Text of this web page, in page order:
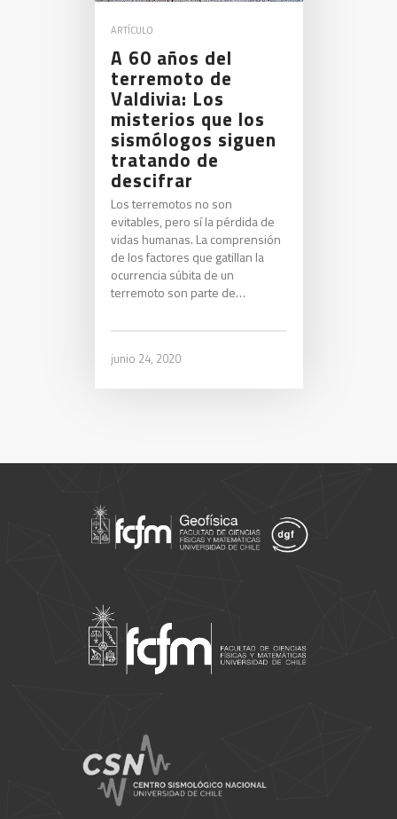
ARTÍCULO
A 60 años del
terremoto de
Valdivia: Los
misterios que los
sismólogos siguen
tratando de
descifrar
Los terremotos no son
evitables, pero sí la pérdida de
vidas humanas. La comprensión
de los factores que gatillan la
ocurrencia súbita de un
terremoto son parte de…
junio 24, 2020